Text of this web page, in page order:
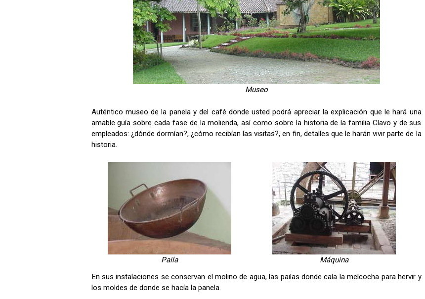
Museo
Auténtico museo de la panela y del café donde usted podrá apreciar la explicación que le hará una
amable guía sobre cada fase de la molienda, así como sobre la historia de la familia Clavo y de sus
empleados: ¿dónde dormían?, ¿cómo recibían las visitas?, en fin, detalles que le harán vivir parte de la
historia.
Paila
Máquina
En sus instalaciones se conservan el molino de agua, las pailas donde caía la melcocha para hervir y
los moldes de donde se hacía la panela.